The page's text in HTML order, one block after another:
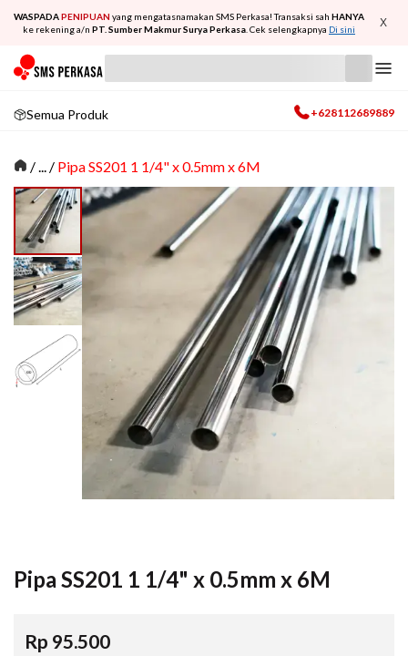
WASPADAPENIPUAN yang mengatasnamakan SMS Perkasa! Transaksi sah HANYA
ke rekening a/n PT. Sumber Makmur Surya Perkasa . Cek selengkapnya Di sini X
Semua Produk +628112689889
/... / Pipa SS201 1 1/4" x 0.5mm x 6M
Pipa SS201 1 1/4" x 0.5mm x 6M
Rp 95.500